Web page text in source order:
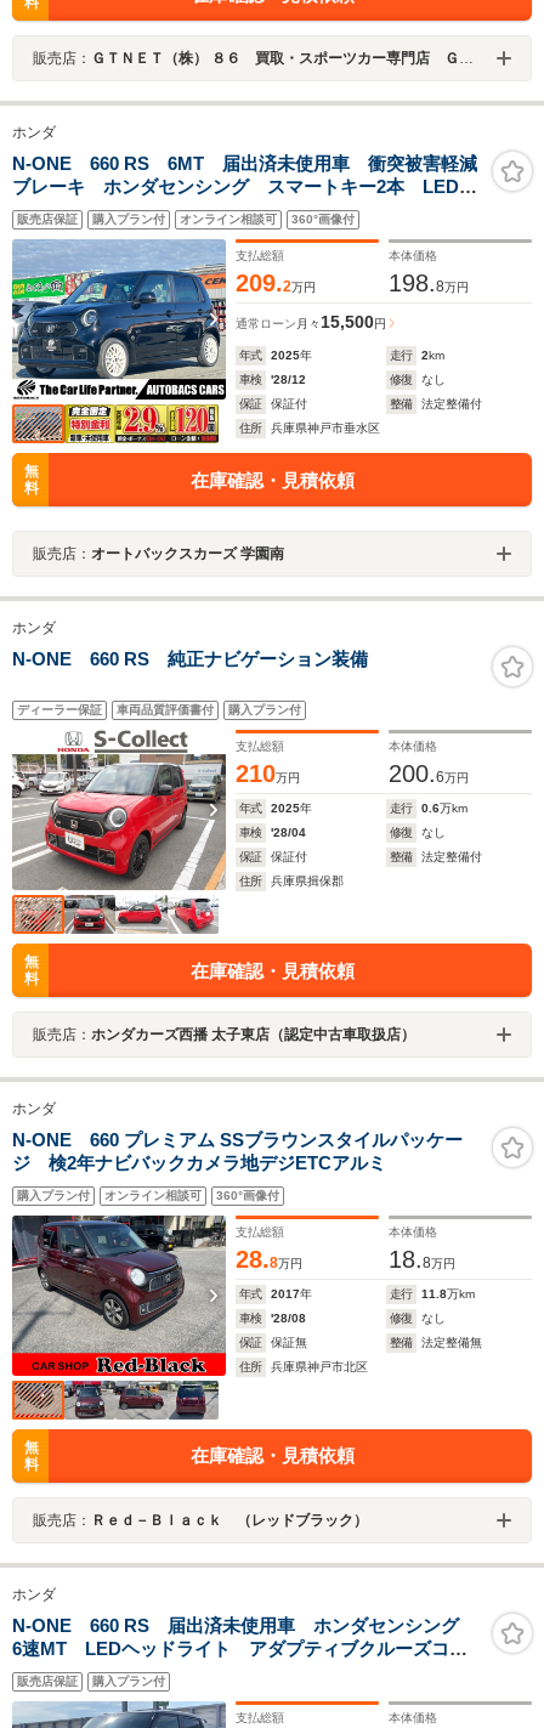
販売店： ＧＴＮＥＴ（株） ８６ 買取・スポーツカー専門店 ＧＴＮＥＴ西宮
ホンダ
N-ONE 660 RS 6MT 届出済未使用車 衝突被害軽減
ブレーキ ホンダセンシング スマートキー2本 LEDヘ
ッドライト LEDフォグ アダプティブクルーズ 電動
パーキングブレーキ ブレーキホールド シートヒータ
ー オートエアコン
販売店保証 購入プラン付 オンライン相談可 360°画像付
支払総額
209.2万円
本体価格
198.8万円
通常ローン 月々15,500円
年式 2025年 走行 2km
車検
'28/12 修復
なし
保証
保証付 整備
法定整備付
住所
兵庫県神戸市垂水区
無
料
在庫確認・見積依頼
販売店： オートバックスカーズ 学園南
ホンダ
N-ONE 660 RS 純正ナビゲーション装備
ディーラー保証 車両品質評価書付 購入プラン付
支払総額
210万円
本体価格
200.6万円
年式 2025年 走行 0.6万km
車検
'28/04 修復
なし
保証
保証付 整備
法定整備付
住所
兵庫県揖保郡
無
料
在庫確認・見積依頼
販売店： ホンダカーズ西播 太子東店（認定中古車取扱店）
ホンダ
N-ONE 660 プレミアム SSブラウンスタイルパッケー
ジ 検2年ナビバックカメラ地デジETCアルミ
購入プラン付 オンライン相談可 360°画像付
支払総額
28.8万円
本体価格
18.8万円
年式 2017年 走行 11.8万km
車検
'28/08 修復
なし
保証
保証無 整備
法定整備無
住所
兵庫県神戸市北区
無
料
在庫確認・見積依頼
販売店： Ｒｅｄ－Ｂｌａｃｋ （レッドブラック）
ホンダ
N-ONE 660 RS 届出済未使用車 ホンダセンシング
6速MT LEDヘッドライト アダプティブクルーズコン
トロール 15インチアルミホイル(ホワイトカラー) 前席
シートヒーター 7インチTFT液晶メーター バックカメ
ラ
販売店保証 購入プラン付
支払総額 本体価格